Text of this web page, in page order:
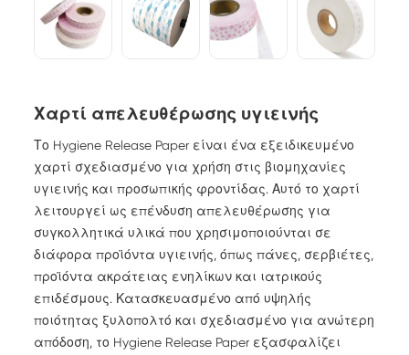
Χαρτί απελευθέρωσης υγιεινής
Το Hygiene Release Paper είναι ένα εξειδικευμένο
χαρτί σχεδιασμένο για χρήση στις βιομηχανίες
υγιεινής και προσωπικής φροντίδας. Αυτό το χαρτί
λειτουργεί ως επένδυση απελευθέρωσης για
συγκολλητικά υλικά που χρησιμοποιούνται σε
διάφορα προϊόντα υγιεινής, όπως πάνες, σερβιέτες,
προϊόντα ακράτειας ενηλίκων και ιατρικούς
επιδέσμους. Κατασκευασμένο από υψηλής
ποιότητας ξυλοπολτό και σχεδιασμένο για ανώτερη
απόδοση, το Hygiene Release Paper εξασφαλίζει